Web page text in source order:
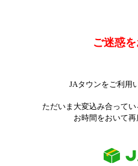
ご迷惑
JAタウンをご利用
ただいま大変込み合って
お時間をおいて